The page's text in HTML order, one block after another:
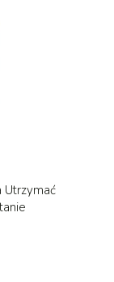
Utrzymać